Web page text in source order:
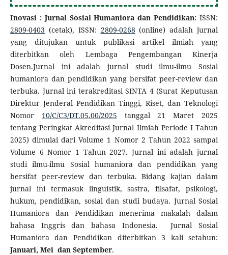
Inovasi : Jurnal Sosial Humaniora dan Pendidikan:ISSN:
2809-0403 (cetak), ISSN: 2809-0268(online) adalah jurnal
yang ditujukan untuk publikasi artikel ilmiah yang
diterbitkan oleh Lembaga Pengembangan Kinerja
Dosen.Jurnal ini adalah jurnal studi ilmu-ilmu Sosial
humaniora dan pendidikan yang bersifat peer-review dan
terbuka. Jurnal ini terakreditasi SINTA 4 (Surat Keputusan
Direktur Jenderal Pendidikan Tinggi, Riset, dan Teknologi
Nomor 10/C/C3/DT.05.00/2025 tanggal 21 Maret 2025
tentang Peringkat Akreditasi Jurnal Ilmiah Periode I Tahun
2025) dimulai dari Volume 1 Nomor 2 Tahun 2022 sampai
Volume 6 Nomor 1 Tahun 2027. Jurnal ini adalah jurnal
studi ilmu-ilmu Sosial humaniora dan pendidikan yang
bersifat peer-review dan terbuka. Bidang kajian dalam
jurnal ini termasuk linguistik, sastra, filsafat, psikologi,
hukum, pendidikan, sosial dan studi budaya. Jurnal Sosial
Humaniora dan Pendidikan menerima makalah dalam
bahasa Inggris dan bahasa Indonesia. Jurnal Sosial
Humaniora dan Pendidikan diterbitkan 3 kali setahun:
Januari, Mei dan September.